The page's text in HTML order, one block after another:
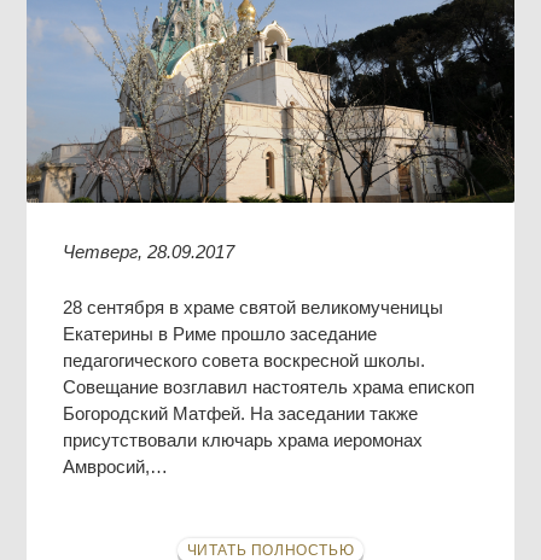
Четверг, 28.09.2017
28 сентября в храме святой великомученицы
Екатерины в Риме прошло заседание
педагогического совета воскресной школы.
Совещание возглавил настоятель храма епископ
Богородский Матфей. На заседании также
присутствовали ключарь храма иеромонах
Амвросий,…
ЧИТАТЬ ПОЛНОСТЬЮ